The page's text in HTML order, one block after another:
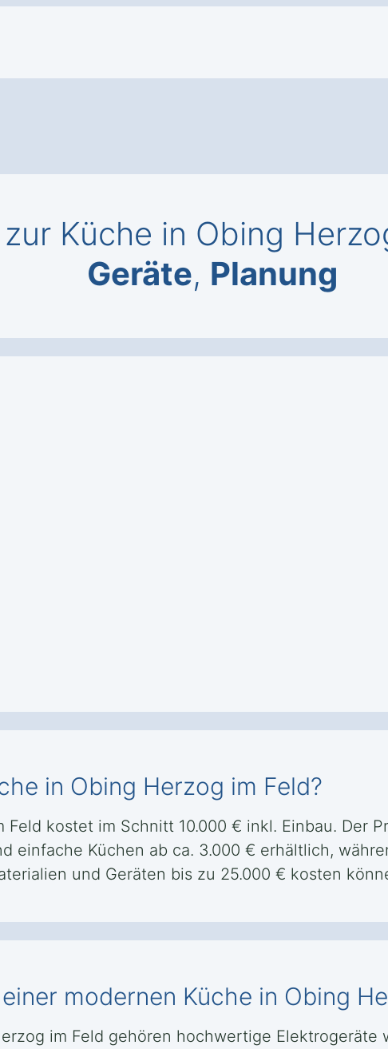
zur Küche in Obing
Geräte, Planung
in Obing Herzog im Feld?
kostet im Schnitt 10.000 € inkl. Einbau. Der
einfache Küchen ab ca. 3.000 € erhältlich,
und Geräten bis zu 25.000 € kosten
modernen Küche in Obing
im Feld gehören hochwertige